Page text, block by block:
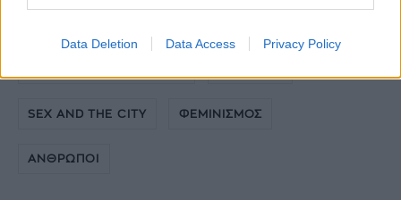
Data Deletion Data Access Privacy Policy
Sarah.
SEX AND THE CITY ΦΕΜΙΝΙΣΜΟΣ
ΑΝΘΡΩΠΟΙ